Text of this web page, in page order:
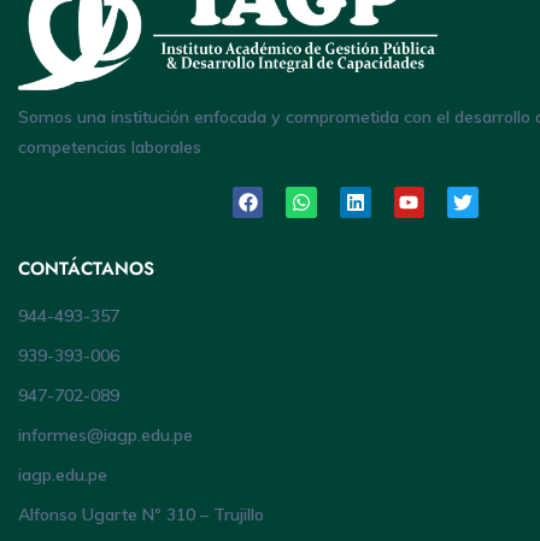
Somos una institución enfocada y comprometida con el desarrollo
competencias laborales
CONTÁCTANOS
944-493-357
939-393-006
947-702-089
informes@iagp.edu.pe
iagp.edu.pe
Alfonso Ugarte Nº 310 – Trujillo